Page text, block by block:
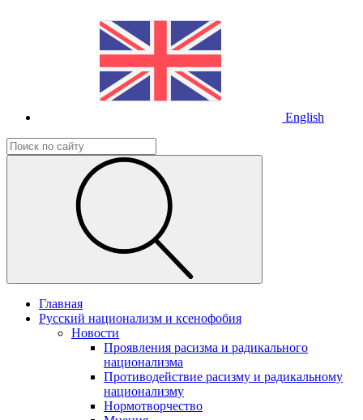
English
Главная
Русский национализм и ксенофобия
Новости
Проявления расизма и радикального
национализма
Противодействие расизму и радикальному
национализму
Нормотворчество